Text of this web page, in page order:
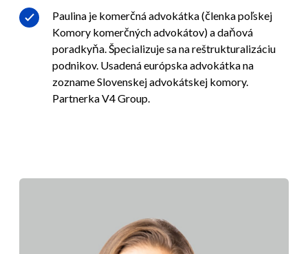
Paulina je komerčná advokátka (členka poľskej
Komory komerčných advokátov) a daňová
poradkyňa. Špecializuje sa na reštrukturalizáciu
podnikov. Usadená európska advokátka na
zozname Slovenskej advokátskej komory.
Partnerka V4 Group.